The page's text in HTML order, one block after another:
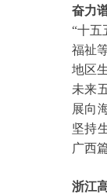
奋力
“十五
福祉
地区
未来
展向
坚持
广西
浙江